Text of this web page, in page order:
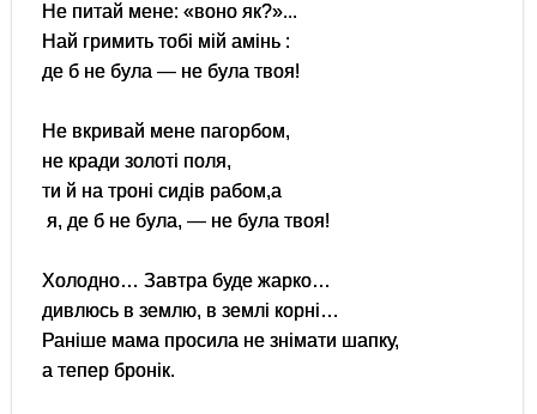
Не питай мене: «воно як?»...
Най гримить тобі мій амінь :
де б не була — не була твоя!
Не вкривай мене пагорбом,
не кради золоті поля,
ти й на троні сидів рабом,а
я, де б не була, — не була твоя!
Холодно… Завтра буде жарко…
дивлюсь в землю, в землі корні…
Раніше мама просила не знімати шапку,
а тепер бронік.